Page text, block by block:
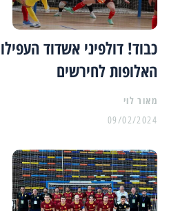
כבוד! דולפיני אשדוד
האלופות לחירשים
מאור לוי
09/02/2024